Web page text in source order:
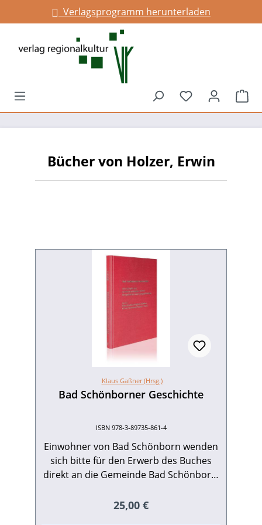
springenVerlagsprogramm herunterladen
Du hast 0
Bücher von Holzer, Erwin
Klaus Gaßner (Hrsg.)
Bad Schönborner Geschichte
ISBN 978-3-89735-861-4
Einwohner von Bad Schönborn wenden
sich bitte für den Erwerb des Buches
direkt an die Gemeinde Bad Schönborn.
Geschichte – Die Chronik der
Regulärer Preis:
25,00 €